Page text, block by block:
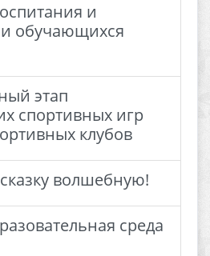
и
обучающихся
этап
спортивных игр
клубов
волшебную!
среда